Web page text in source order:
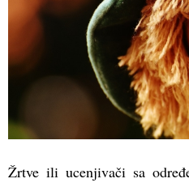
Žrtve ili ucenjivači sa